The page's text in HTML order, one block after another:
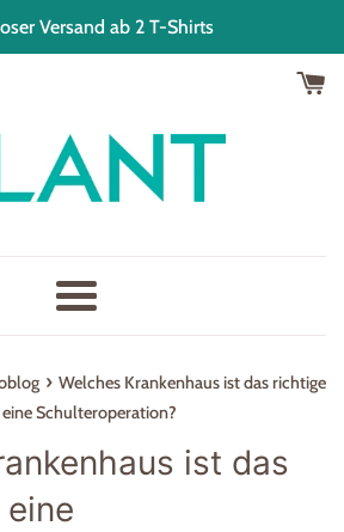
Versand ab 2 T-Shirts
Menü
› Welches Krankenhaus ist das richtige
Schulteroperation?
ist das